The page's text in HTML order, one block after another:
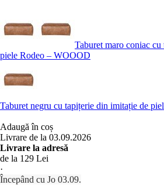
Taburet maro coniac
piele Rodeo – WOOOD
Taburet negru cu tapițerie din imitație de
Adaugă în coș
Livrare de la 03.09.2026
Livrare la adresă
de la 129 Lei
·
Începând cu Jo 03.09.